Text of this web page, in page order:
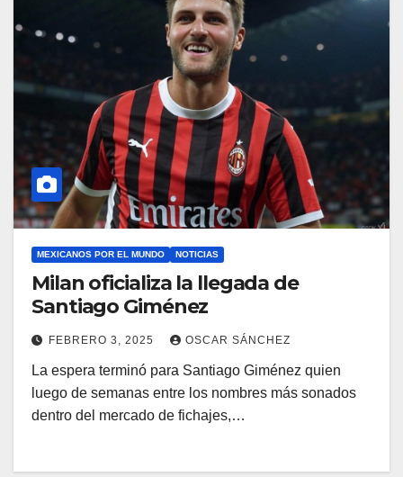
MEXICANOS POR EL MUNDO NOTICIAS
Milan oficializa la llegada de
Santiago Giménez
FEBRERO 3, 2025 OSCAR SÁNCHEZ
La espera terminó para Santiago Giménez quien
luego de semanas entre los nombres más sonados
dentro del mercado de fichajes,…